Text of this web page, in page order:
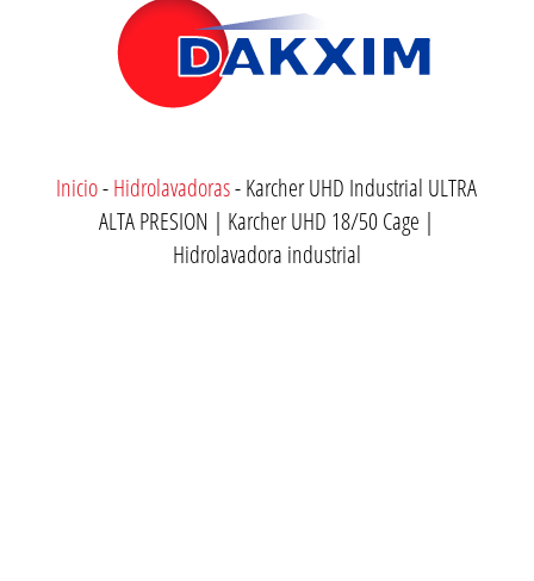
Inicio-Hidrolavadoras-Karcher UHD Industrial ULTRA
ALTA PRESION | Karcher UHD 18/50 Cage |
Hidrolavadora industrial